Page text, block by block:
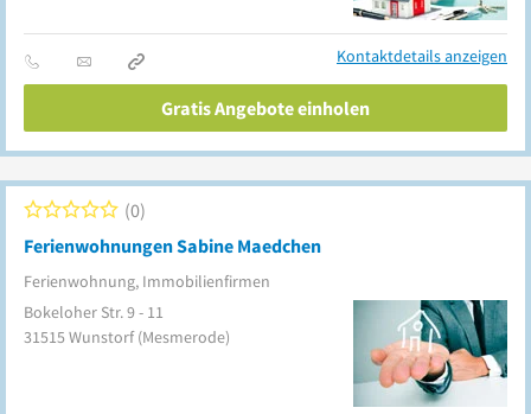
Kontaktdetails anzeigen
Gratis Angebote einholen
Ferienwohnungen Sabine Maedchen
Ferienwohnung, Immobilienfirmen
0
Bokeloher Str. 9 - 11
31515Wunstorf (Mesmerode)